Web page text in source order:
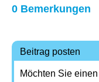
0 Bemerkungen
Beitrag posten
Möchten Sie